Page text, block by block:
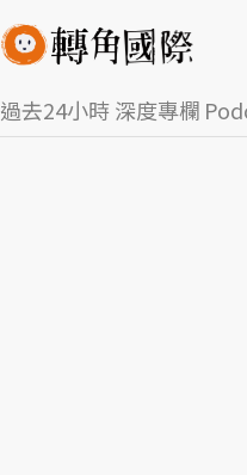
過去24小時深度專欄